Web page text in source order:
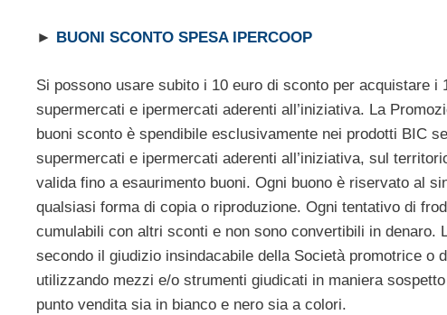
► BUONI SCONTO SPESA IPERCOOP
Si possono usare subito i 10 euro di sconto per acquistare
supermercati e ipermercati aderenti all’iniziativa. La
buoni sconto è spendibile esclusivamente nei prodotti BIC
supermercati e ipermercati aderenti all’iniziativa, sul
valida fino a esaurimento buoni. Ogni buono è riservato al
qualsiasi forma di copia o riproduzione. Ogni tentativo di
cumulabili con altri sconti e non sono convertibili in
secondo il giudizio insindacabile della Società promotrice
utilizzando mezzi e/o strumenti giudicati in maniera
punto vendita sia in bianco e nero sia a colori.